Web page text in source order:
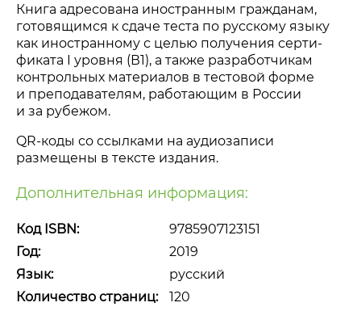
Книга адресована иностранным гражданам,
готовящимся к сдаче теста по русскому языку
как иностранному с целью получения серти-
фиката I уровня (В1), а также разработчикам
контрольных материалов в тестовой форме
и преподавателям, работающим в России
и за рубежом.
QR-коды со ссылками на аудиозаписи
размещены в тексте издания.
Дополнительная информация:
Код ISBN:
9785907123151
Год:
2019
Язык:
русский
Количество страниц:
120